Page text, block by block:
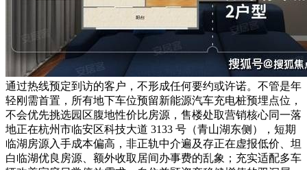
通过热线预定到访的客户，不形成任何要约或许诺。不管是年
轻刚需首置，所有地下车位预留新能源汽车充电桩预埋点位，
不会优先挑选园区腹地性价比房源，售楼处取营销核心同一落
地正在杭州市临安区科技大道 3133 号（青山湖东侧），短期
临湖房源入手成本偏高，非正轨中介遍及存正在虚报低价、坦
白临湖优良房源、额外收取居间办事费的乱象；充实适配多车